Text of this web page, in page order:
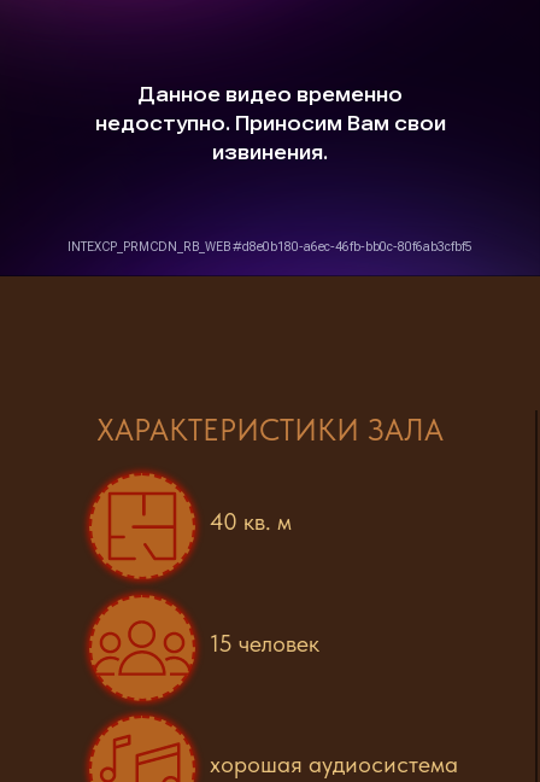
15 человек
40 кв. м
хорошая аудиосистема
ХАРАКТЕРИСТИКИ ЗАЛА